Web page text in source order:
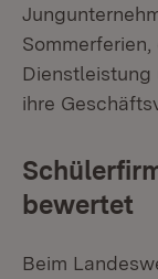
ihre
bewertet
Beim